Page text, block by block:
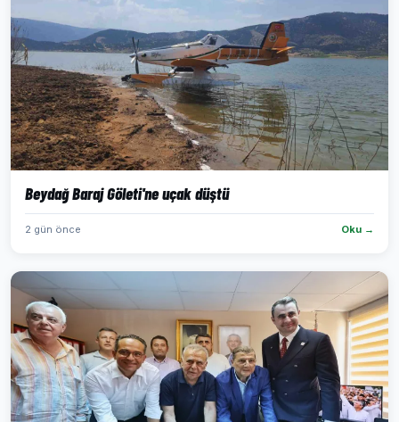
Beydağ Baraj Göleti'ne uçak düştü
2 gün önce Oku →